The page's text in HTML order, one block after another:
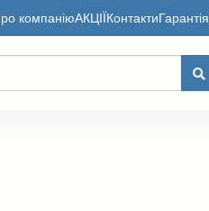
компаніюАКЦІЇКонтактиГарантія